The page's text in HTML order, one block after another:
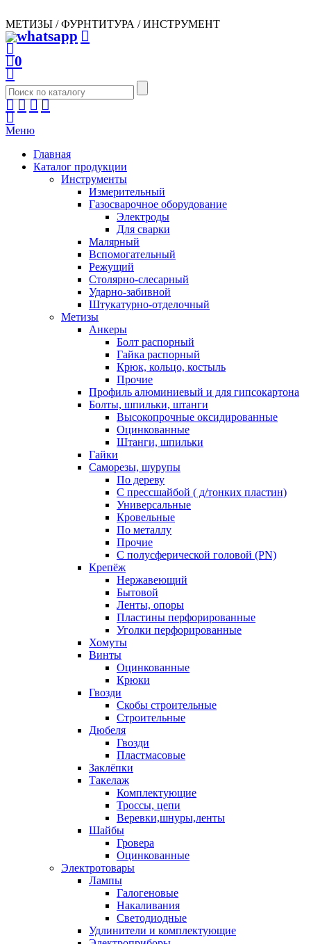
МЕТИЗЫ / ФУРНТИТУРА / ИНСТРУМЕНТ
0
Меню
Главная
Каталог продукции
Инструменты
Измерительный
Газосварочное оборудование
Электроды
Для сварки
Малярный
Вспомогательный
Режущий
Столярно-слесарный
Ударно-забивной
Штукатурно-отделочный
Метизы
Анкеры
Болт распорный
Гайка распорный
Крюк, кольцо, костыль
Прочие
Профиль алюминиевый и для гипсокартона
Болты, шпильки, штанги
Высокопрочные оксидированные
Оцинкованные
Штанги, шпильки
Гайки
Саморезы, шурупы
По дереву
С прессшайбой ( д/тонких пластин)
Универсальные
Кровельные
По металлу
Прочие
С полусферической головой (PN)
Крепёж
Нержавеющий
Бытовой
Ленты, опоры
Пластины перфорированные
Уголки перфорированные
Хомуты
Винты
Оцинкованные
Крюки
Гвозди
Скобы строительные
Строительные
Дюбеля
Гвозди
Пластмасовые
Заклёпки
Такелаж
Комплектующие
Троссы, цепи
Веревки,шнуры,ленты
Шайбы
Гровера
Оцинкованные
Электротовары
Лампы
Галогеновые
Накаливания
Светодиодные
Удлинители и комплектующие